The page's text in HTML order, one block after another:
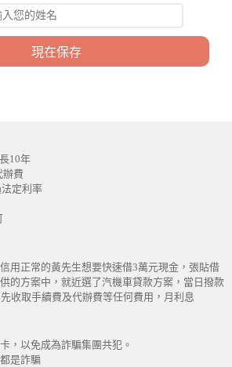
10年
辦費
定利率
用正常的黃先生想要快速借3萬元現金，張貼借
的方案中，就近選了汽機車貸款方案，當日撥款
收取手續費及代辦費等任何費用，月利息
，以免成為詐騙集團共犯。
是詐騙